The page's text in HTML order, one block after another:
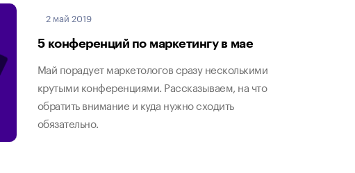
2 май 2019
5 конференций по маркетингу в мае
Май порадует маркетологов сразу несколькими
крутыми конференциями. Рассказываем, на что
обратить внимание и куда нужно сходить
обязательно.